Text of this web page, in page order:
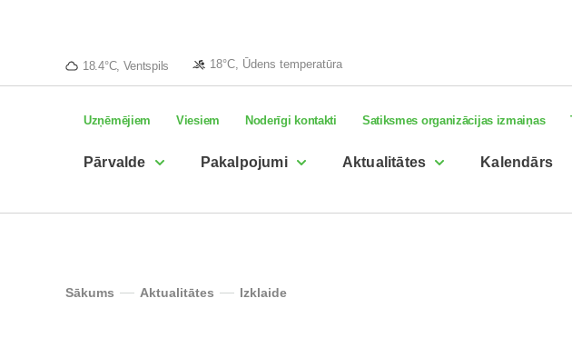
18.4°C, Ventspils 18°C, Ūdens temperatūra
Uzņēmējiem Viesiem Noderīgi kontakti Satiksmes organizācijas izmaiņas
Pārvalde Pakalpojumi Aktualitātes Kalendārs
Sākums Aktualitātes Izklaide